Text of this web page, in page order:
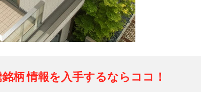
柄 情報を入手するならココ！